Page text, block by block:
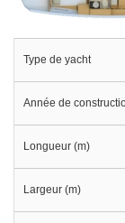
Type de yacht
Année de
Longueur (m)
Largeur (m)